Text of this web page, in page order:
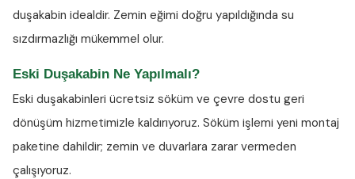
duşakabin idealdir. Zemin eğimi doğru yapıldığında su
sızdırmazlığı mükemmel olur.
Eski Duşakabin Ne Yapılmalı?
Eski duşakabinleri ücretsiz söküm ve çevre dostu geri
dönüşüm hizmetimizle kaldırıyoruz. Söküm işlemi yeni montaj
paketine dahildir; zemin ve duvarlara zarar vermeden
çalışıyoruz.